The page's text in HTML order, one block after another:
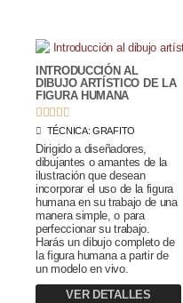
INTRODUCCIÓN AL
DIBUJO ARTÍSTICO DE LA
FIGURA HUMANA
    
TÉCNICA:GRAFITO
Dirigido a diseñadores,
dibujantes o amantes de la
ilustración que desean
incorporar el uso de la figura
humana en su trabajo de una
manera simple, o para
perfeccionar su trabajo.
Harás un dibujo completo de
la figura humana a partir de
un modelo en vivo.
VER DETALLES